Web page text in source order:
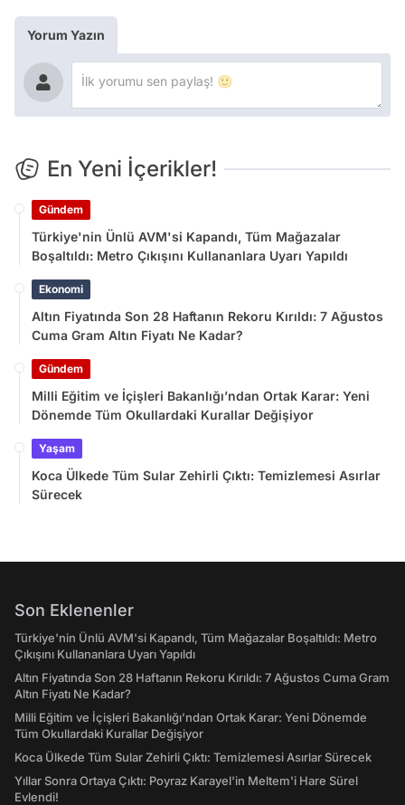
Yorum Yazın
En Yeni İçerikler!
Gündem
Türkiye'nin Ünlü AVM'si Kapandı, Tüm Mağazalar
Boşaltıldı: Metro Çıkışını Kullananlara Uyarı Yapıldı
Ekonomi
Altın Fiyatında Son 28 Haftanın Rekoru Kırıldı: 7 Ağustos
Cuma Gram Altın Fiyatı Ne Kadar?
Gündem
Milli Eğitim ve İçişleri Bakanlığı’ndan Ortak Karar: Yeni
Dönemde Tüm Okullardaki Kurallar Değişiyor
Yaşam
Koca Ülkede Tüm Sular Zehirli Çıktı: Temizlemesi Asırlar
Sürecek
Son Eklenenler
Türkiye'nin Ünlü AVM'si Kapandı, Tüm Mağazalar Boşaltıldı: Metro
Çıkışını Kullananlara Uyarı Yapıldı
Altın Fiyatında Son 28 Haftanın Rekoru Kırıldı: 7 Ağustos Cuma Gram
Altın Fiyatı Ne Kadar?
Milli Eğitim ve İçişleri Bakanlığı’ndan Ortak Karar: Yeni Dönemde
Tüm Okullardaki Kurallar Değişiyor
Koca Ülkede Tüm Sular Zehirli Çıktı: Temizlemesi Asırlar Sürecek
Yıllar Sonra Ortaya Çıktı: Poyraz Karayel'in Meltem'i Hare Sürel
Evlendi!